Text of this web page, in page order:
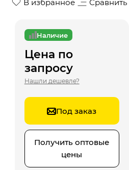
В избранное Сравнить
Наличие
Цена по
запросу
Нашли дешевле?
Под заказ
Получить оптовые
цены